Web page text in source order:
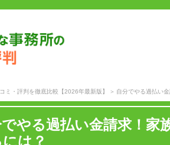
ミ・評判を徹底比較【2026年最新版】 自分でやる過払い
でやる過払い金請求！家
は？